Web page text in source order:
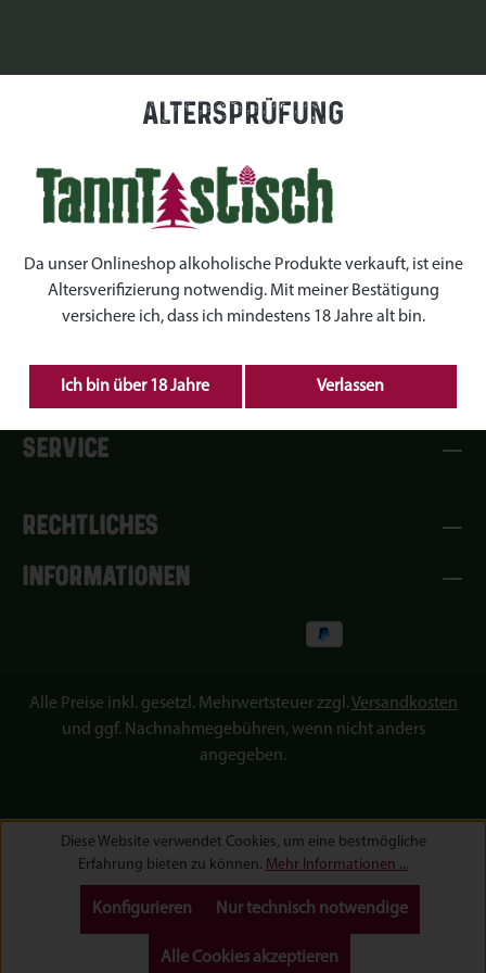
SERVICE
RECHTLICHES
INFORMATIONEN
Alle Preise inkl. gesetzl. Mehrwertsteuer zzgl. Versandkosten
und ggf. Nachnahmegebühren, wenn nicht anders
angegeben.
Diese Website verwendet Cookies, um eine bestmögliche
Erfahrung bieten zu können. Mehr Informationen ...
Nur technisch notwendige
Konfigurieren
Alle Cookies akzeptieren
Altersprüfung
Da unser Onlineshop alkoholische Produkte verkauft, ist eine
Altersverifizierung notwendig. Mit meiner Bestätigung
versichere ich, dass ich mindestens 18 Jahre alt bin.
Ich bin über 18 Jahre Verlassen